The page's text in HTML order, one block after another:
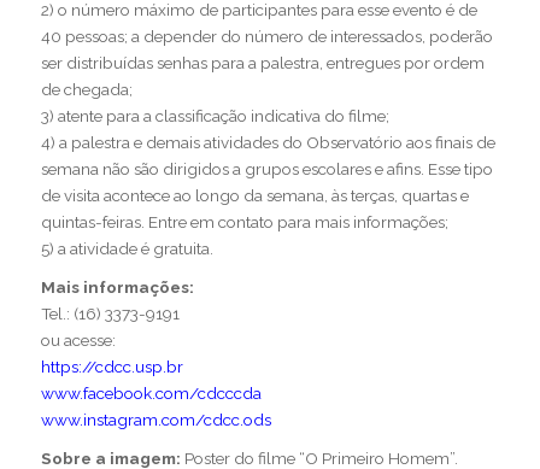
2) o número máximo de participantes para esse evento é de
40 pessoas; a depender do número de interessados, poderão
ser distribuídas senhas para a palestra, entregues por ordem
de chegada;
3) atente para a classificação indicativa do filme;
4) a palestra e demais atividades do Observatório aos finais de
semana não são dirigidos a grupos escolares e afins. Esse tipo
de visita acontece ao longo da semana, às terças, quartas e
quintas-feiras. Entre em contato para mais informações;
5) a atividade é gratuita.
Mais informações:
Tel.: (16) 3373-9191
ou acesse:
https://cdcc.usp.br
www.facebook.com/cdcccda
www.instagram.com/cdcc.ods
Sobre a imagem: Poster do filme “O Primeiro Homem”.